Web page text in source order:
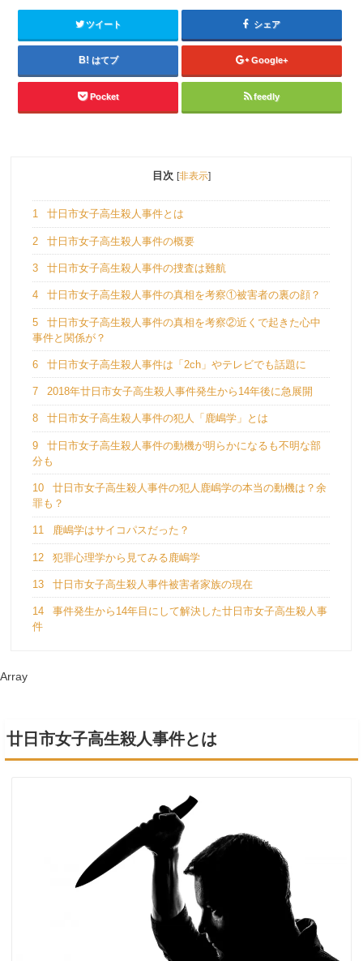
ツイート シェア
はてブ Google+
Pocket feedly
目次 [非表示]
1 廿日市女子高生殺人事件とは
2 廿日市女子高生殺人事件の概要
3 廿日市女子高生殺人事件の捜査は難航
4 廿日市女子高生殺人事件の真相を考察①被害者の裏の顔？
5
廿日市女子高生殺人事件の真相を考察②近くで起きた心中
事件と関係が？
6 廿日市女子高生殺人事件は「2ch」やテレビでも話題に
7 2018年廿日市女子高生殺人事件発生から14年後に急展開
8 廿日市女子高生殺人事件の犯人「鹿嶋学」とは
9
廿日市女子高生殺人事件の動機が明らかになるも不明な部
分も
10
廿日市女子高生殺人事件の犯人鹿嶋学の本当の動機は？余
罪も？
11 鹿嶋学はサイコパスだった？
12 犯罪心理学から見てみる鹿嶋学
13 廿日市女子高生殺人事件被害者家族の現在
14
事件発生から14年目にして解決した廿日市女子高生殺人事
件
Array
廿日市女子高生殺人事件とは